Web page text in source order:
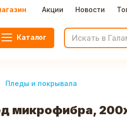
Акции Новости
Каталог
Пледы и покрывала
микрофибра,